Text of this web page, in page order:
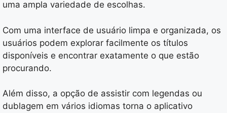
uma ampla variedade de escolhas.
Com uma interface de usuário limpa e organizada, os
usuários podem explorar facilmente os títulos
disponíveis e encontrar exatamente o que estão
procurando.
Além disso, a opção de assistir com legendas ou
dublagem em vários idiomas torna o aplicativo